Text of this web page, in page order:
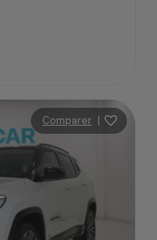
Comparer |